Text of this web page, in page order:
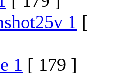
1 [
1 [ 179 ]